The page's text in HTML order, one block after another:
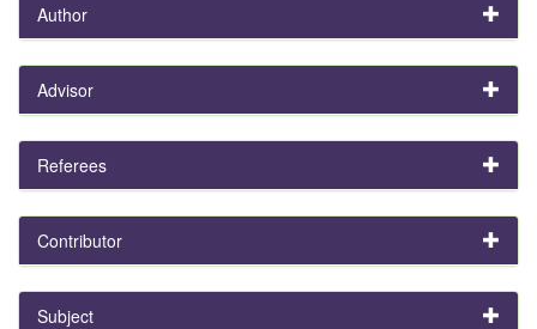
Author
Advisor
Referees
Contributor
Subject